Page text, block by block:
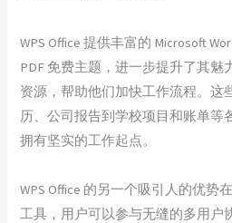
WPS Office 提供丰富的 Microsoft
PDF 免费主题，进一步提升了其魅
资源，帮助他们加快工作流程。这
历、公司报告到学校项目和账单等
拥有坚实的工作起点。
WPS Office 的另一个吸引人的优势
工具，用户可以参与无缝的多用户